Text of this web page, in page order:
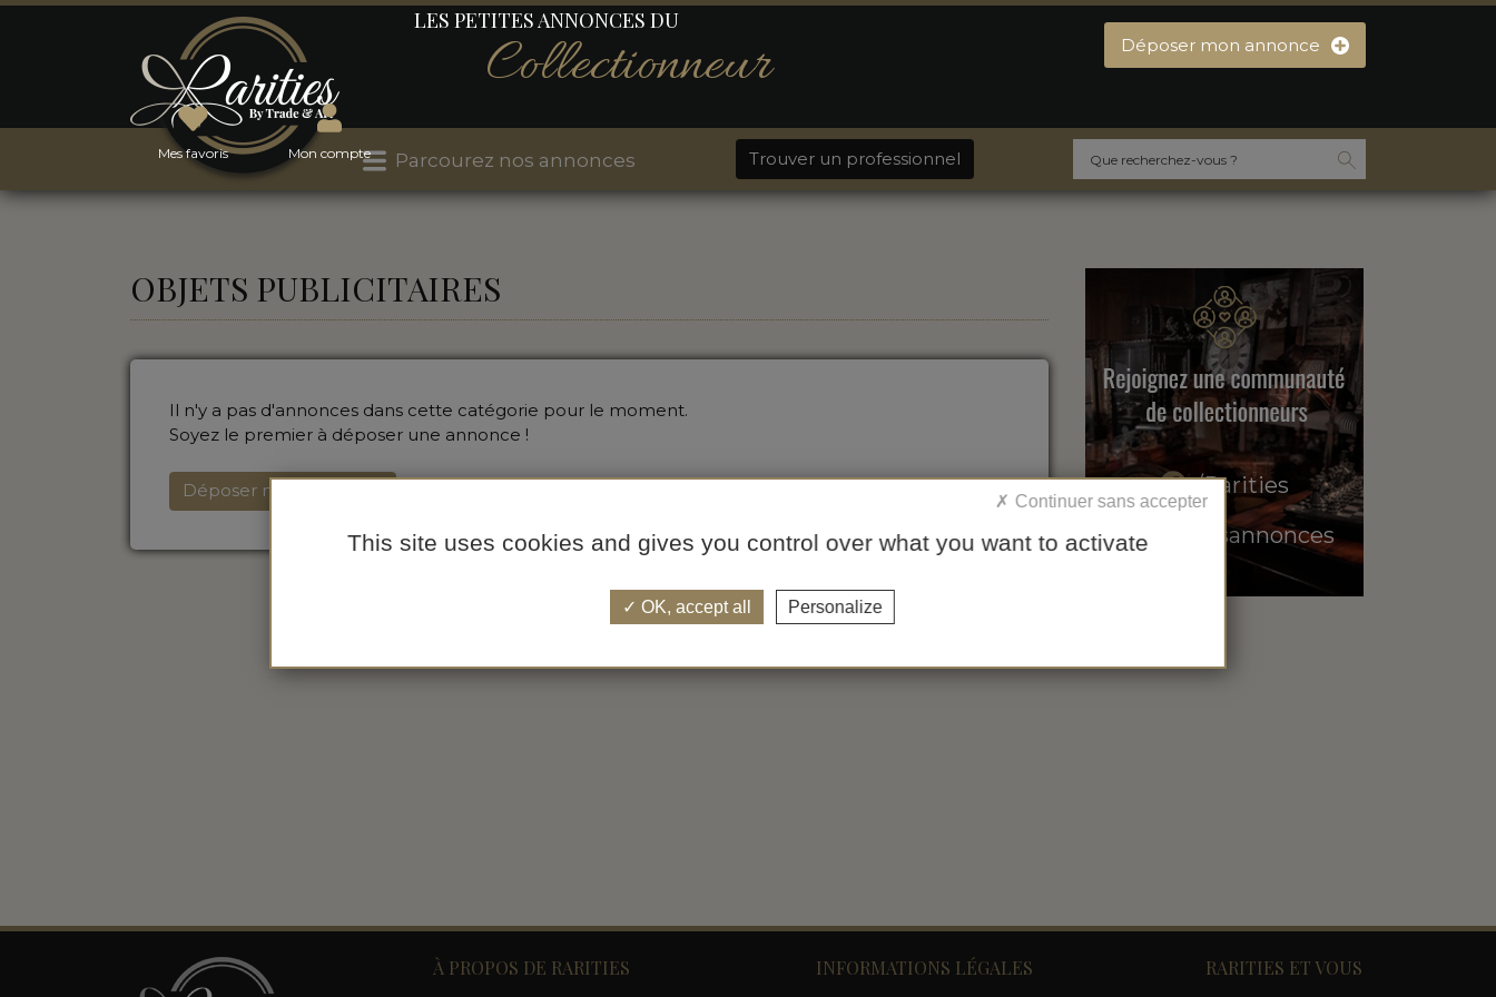
LES PETITES ANNONCES DU
Collectionneur Déposer mon annonce
Mes favoris Mon compte Parcourez nos annonces Trouver un professionnel
OBJETS PUBLICITAIRES
Il n'y a pas d'annonces dans cette catégorie pour le moment.
Soyez le premier à déposer une annonce !
Déposer mon annonce
/Rarities
/raritiesannonces
À PROPOS DE RARITIES INFORMATIONS LÉGALES RARITIES ET VOUS
This site uses cookies and gives you control over what you want to activate
OK, accept all Personalize